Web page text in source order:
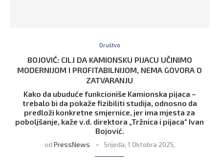
Društvo
BOJOVIĆ: CILJ DA KAMIONSKU PIJACU UČINIMO
MODERNIJOM I PROFITABILNIJOM, NEMA GOVORA O
ZATVARANJU
Kako da ubuduće funkcioniše Kamionska pijaca –
trebalo bi da pokaže fizibiliti studija, odnosno da
predloži konkretne smjernice, jer ima mjesta za
poboljšanje, kaže v.d. direktora „Tržnica i pijaca“ Ivan
Bojović.
od PressNews Srijeda, 1 Oktobra 2025,